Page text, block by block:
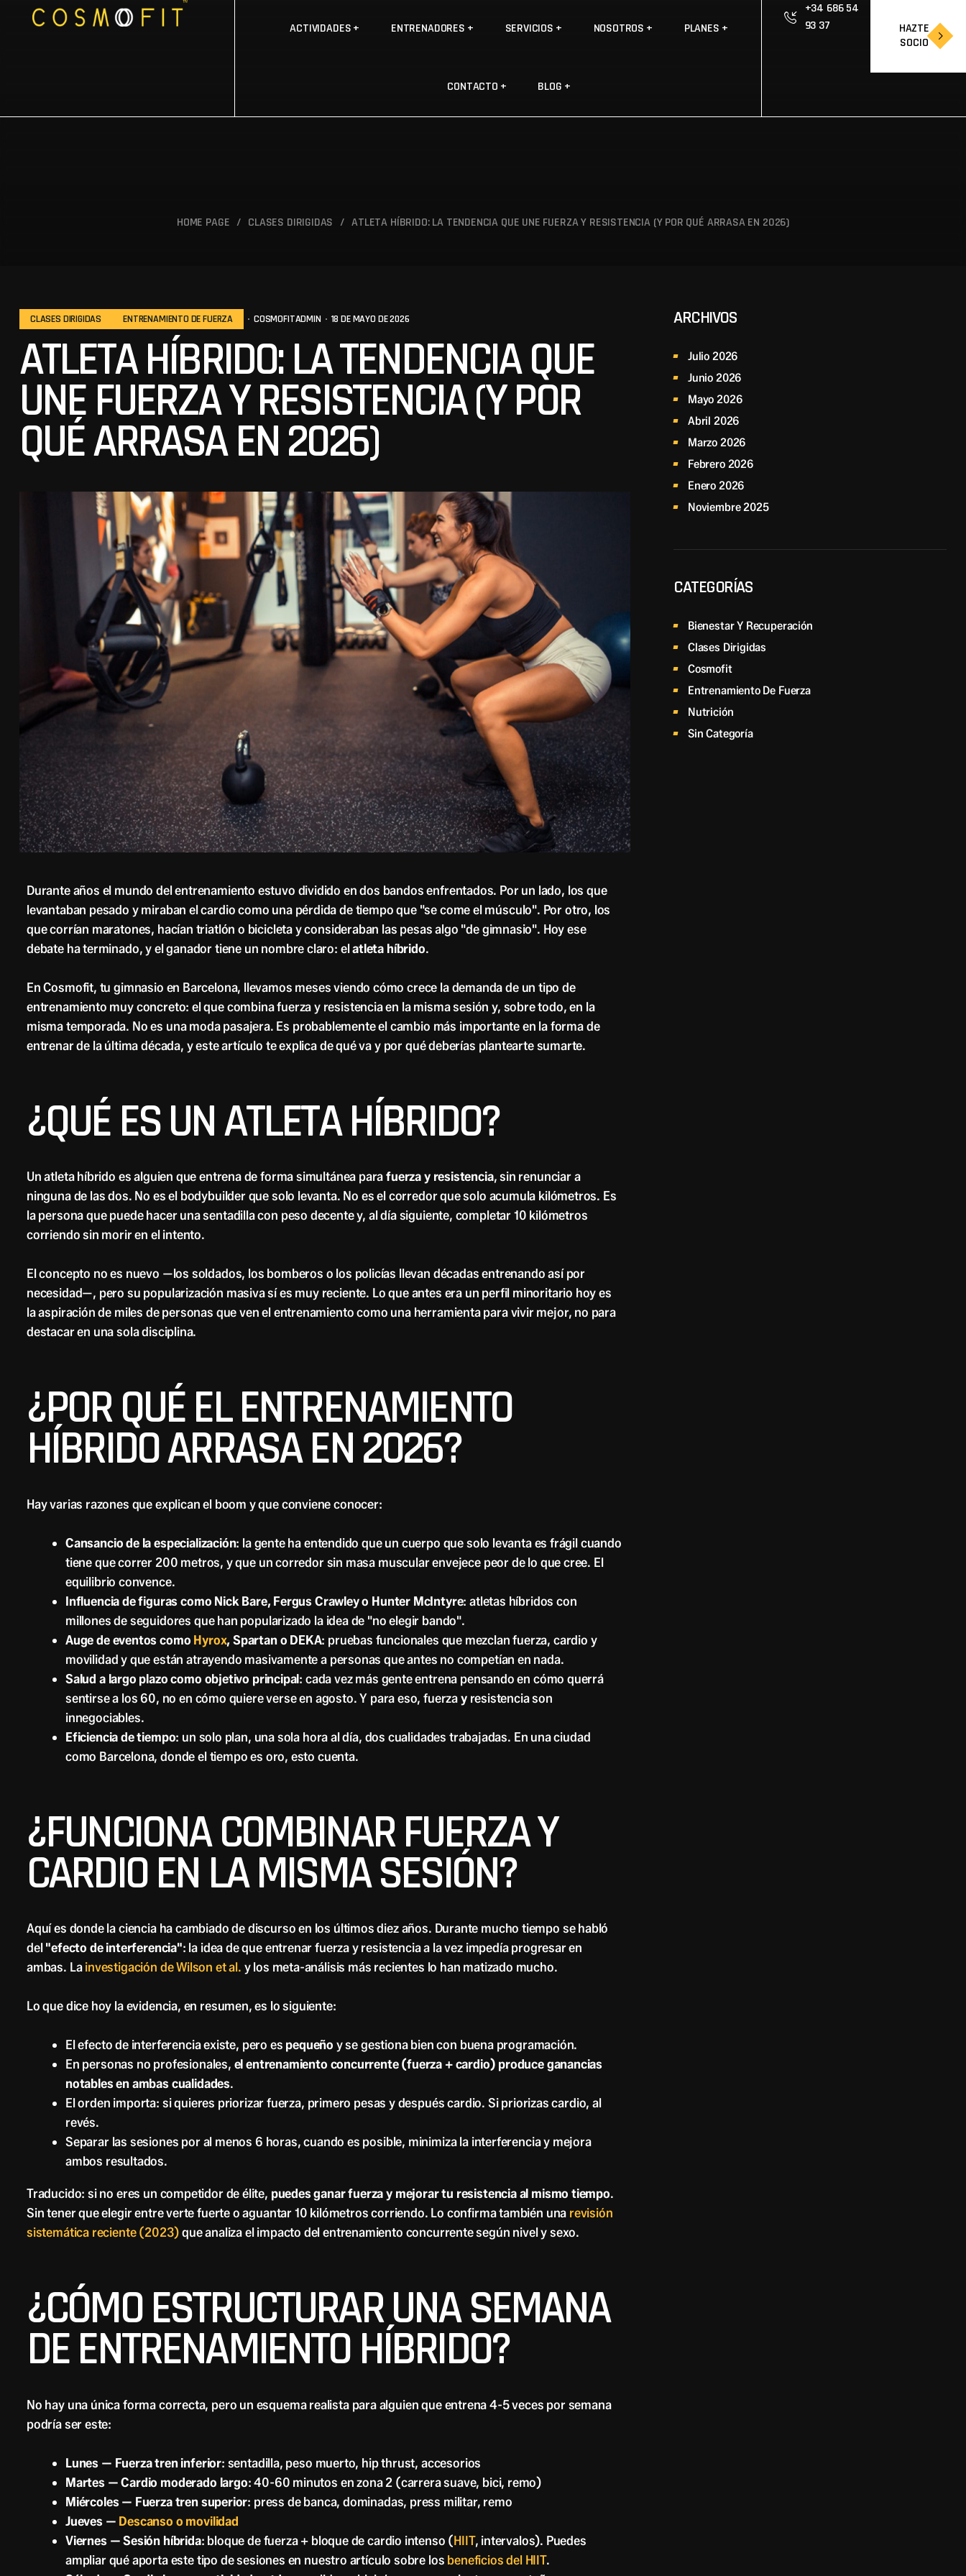
ACTIVIDADES ENTRENADORES SERVICIOS NOSOTROS PLANES
CONTACTO BLOG
+34 686 54
93 37
HAZTE
SOCIO
SOCIO
HOME PAGE / CLASES DIRIGIDAS / ATLETA HÍBRIDO: LA TENDENCIA QUE UNE FUERZA Y RESISTENCIA (Y POR QUÉ ARRASA EN 2026)
CLASES DIRIGIDAS ENTRENAMIENTO DE FUERZA COSMOFITADMIN 18 DE MAYO DE 2026
ATLETA HÍBRIDO: LA TENDENCIA QUE
UNE FUERZA Y RESISTENCIA (Y POR
QUÉ ARRASA EN 2026)
Durante años el mundo del entrenamiento estuvo dividido en dos bandos enfrentados. Por un lado, los que
levantaban pesado y miraban el cardio como una pérdida de tiempo que "se come el músculo". Por otro, los
que corrían maratones, hacían triatlón o bicicleta y consideraban las pesas algo "de gimnasio". Hoy ese
debate ha terminado, y el ganador tiene un nombre claro: elatleta híbrido.
En Cosmofit, tu gimnasio en Barcelona, llevamos meses viendo cómo crece la demanda de un tipo de
entrenamiento muy concreto: el que combina fuerza y resistencia en la misma sesión y, sobre todo, en la
misma temporada. No es una moda pasajera. Es probablemente el cambio más importante en la forma de
entrenar de la última década, y este artículo te explica de qué va y por qué deberías plantearte sumarte.
¿QUÉ ES UN ATLETA HÍBRIDO?
Un atleta híbrido es alguien que entrena de forma simultánea parafuerza y resistencia, sin renunciar a
ninguna de las dos. No es el bodybuilder que solo levanta. No es el corredor que solo acumula kilómetros. Es
la persona que puede hacer una sentadilla con peso decente y, al día siguiente, completar 10 kilómetros
corriendo sin morir en el intento.
El concepto no es nuevo —los soldados, los bomberos o los policías llevan décadas entrenando así por
necesidad—, pero su popularización masiva sí es muy reciente. Lo que antes era un perfil minoritario hoy es
la aspiración de miles de personas que ven el entrenamiento como una herramienta para vivir mejor, no para
destacar en una sola disciplina.
¿POR QUÉ EL ENTRENAMIENTO
HÍBRIDO ARRASA EN 2026?
Hay varias razones que explican el boom y que conviene conocer:
Cansancio de la especialización: la gente ha entendido que un cuerpo que solo levanta es frágil cuando
tiene que correr 200 metros, y que un corredor sin masa muscular envejece peor de lo que cree. El
equilibrio convence.
Influencia de figuras como Nick Bare, Fergus Crawley o Hunter McIntyre: atletas híbridos con
millones de seguidores que han popularizado la idea de "no elegir bando".
Auge de eventos como Hyrox, Spartan o DEKA: pruebas funcionales que mezclan fuerza, cardio y
movilidad y que están atrayendo masivamente a personas que antes no competían en nada.
Salud a largo plazo como objetivo principal: cada vez más gente entrena pensando en cómo querrá
sentirse a los 60, no en cómo quiere verse en agosto. Y para eso, fuerzayresistencia son
innegociables.
Eficiencia de tiempo: un solo plan, una sola hora al día, dos cualidades trabajadas. En una ciudad
como Barcelona, donde el tiempo es oro, esto cuenta.
¿FUNCIONA COMBINAR FUERZA Y
CARDIO EN LA MISMA SESIÓN?
Aquí es donde la ciencia ha cambiado de discurso en los últimos diez años. Durante mucho tiempo se habló
del"efecto de interferencia": la idea de que entrenar fuerza y resistencia a la vez impedía progresar en
ambas. Lainvestigación de Wilson et al. y los meta-análisis más recientes lo han matizado mucho.
Lo que dice hoy la evidencia, en resumen, es lo siguiente:
El efecto de interferencia existe, pero es pequeño y se gestiona bien con buena programación.
En personas no profesionales, el entrenamiento concurrente (fuerza + cardio) produce ganancias
notables en ambas cualidades.
El orden importa: si quieres priorizar fuerza, primero pesas y después cardio. Si priorizas cardio, al
revés.
Separar las sesiones por al menos 6 horas, cuando es posible, minimiza la interferencia y mejora
ambos resultados.
Traducido: si no eres un competidor de élite, puedes ganar fuerza y mejorar tu resistencia al mismo tiempo.
Sin tener que elegir entre verte fuerte o aguantar 10 kilómetros corriendo. Lo confirma también una revisión
sistemática reciente (2023)que analiza el impacto del entrenamiento concurrente según nivel y sexo.
¿CÓMO ESTRUCTURAR UNA SEMANA
DE ENTRENAMIENTO HÍBRIDO?
No hay una única forma correcta, pero un esquema realista para alguien que entrena 4-5 veces por semana
podría ser este:
Lunes — Fuerza tren inferior: sentadilla, peso muerto, hip thrust, accesorios
Martes — Cardio moderado largo: 40-60 minutos en zona 2 (carrera suave, bici, remo)
Miércoles — Fuerza tren superior: press de banca, dominadas, press militar, remo
Jueves — Descanso o movilidad
Viernes — Sesión híbrida: bloque de fuerza + bloque de cardio intenso (HIIT, intervalos). Puedes
ampliar qué aporta este tipo de sesiones en nuestro artículo sobre los beneficios del HIIT.
ARCHIVOS
Julio 2026
Junio 2026
Mayo 2026
Abril 2026
Marzo 2026
Febrero 2026
Enero 2026
Noviembre 2025
CATEGORÍAS
Bienestar Y Recuperación
Clases Dirigidas
Cosmofit
Entrenamiento De Fuerza
Nutrición
Sin Categoría